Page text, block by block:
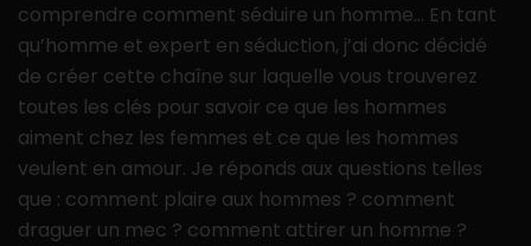
comprendre comment séduire un homme… En tant
qu’homme et expert en séduction, j’ai donc décidé
de créer cette chaîne sur laquelle vous trouverez
toutes les clés pour savoir ce que les hommes
aiment chez les femmes et ce que les hommes
veulent en amour. Je réponds aux questions telles
que : comment plaire aux hommes ? comment
draguer un mec ? comment attirer un homme ?